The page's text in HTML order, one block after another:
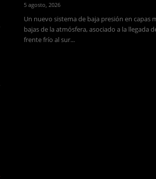
5 agosto, 2026
Un nuevo sistema de baja presión en capas
bajas de la atmósfera, asociado a la llegada
frente frío al sur...